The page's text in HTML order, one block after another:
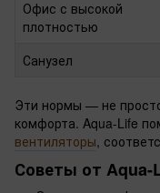
Офис с высокой
плотностью
Санузел
Эти нормы — не
комфорта. Aqua-Life
вентиляторы,
Советы от Aqua-